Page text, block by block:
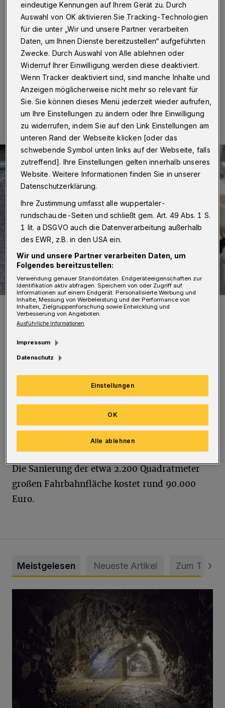
Wuppertal·In der Straße Ossenbeck in Elberfeld
beginnen am Dienstag (22. August 2023) Bauarbeiten.
Betroffen ist der Bereich ab Hausnummer 14 bis zur
Straße In den Stöcken.
16.08.2023 , 18:00 Uhr Eine Minute Lesezeit
Es gibt „frischen“ Asphalt.
Foto: Christoph Petersen
Dort wird der Fahrbahnbelag zunächst rund
vier Zentimeter tief abgefräst. Vom 23. bis zum
25. August muss die Straße für den
Asphalteinbau tagsüber von 7 bis 18 Uhr
Die Sanierung der etwa 2.200 Quadratmeter
großen Fahrbahnfläche kostet rund 90.000
Euro.
Meistgelesen Neueste Artikel Zum Thema
eindeutige Kennungen auf Ihrem Gerät zu. Durch
Auswahl von OK aktivieren Sie Tracking-Technologien
für die unter „Wir und unsere Partner verarbeiten
Daten, um Ihnen Dienste bereitzustellen“ aufgeführten
Zwecke. Durch Auswahl von Alle ablehnen oder
Widerruf Ihrer Einwilligung werden diese deaktiviert.
Wenn Tracker deaktiviert sind, sind manche Inhalte und
Anzeigen möglicherweise nicht mehr so relevant für
Sie. Sie können dieses Menü jederzeit wieder aufrufen,
um Ihre Einstellungen zu ändern oder Ihre Einwilligung
zu widerrufen, indem Sie auf den Link Einstellungen am
unteren Rand der Webseite klicken [oder das
schwebende Symbol unten links auf der Webseite, falls
zutreffend]. Ihre Einstellungen gelten innerhalb unseres
Website. Weitere Informationen finden Sie in unserer
Datenschutzerklärung.
Ihre Zustimmung umfasst alle wuppertaler-
rundschau.de-Seiten und schließt gem. Art. 49 Abs. 1 S.
1 lit. a DSGVO auch die Datenverarbeitung außerhalb
des EWR, z.B. in den USA ein.
Wir und unsere Partner verarbeiten Daten, um
Folgendes bereitzustellen:
Verwendung genauer Standortdaten. Endgeräteeigenschaften zur
Identifikation aktiv abfragen. Speichern von oder Zugriff auf
Informationen auf einem Endgerät. Personalisierte Werbung und
Inhalte, Messung von Werbeleistung und der Performance von
Inhalten, Zielgruppenforschung sowie Entwicklung und
Verbesserung von Angeboten.
Ausführliche Informationen
Impressum
Datenschutz
Einstellungen
Alle ablehnen
OK